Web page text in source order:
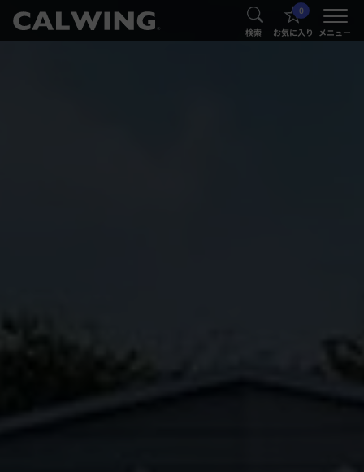
® 検索
0
お気に入り メニュー
®